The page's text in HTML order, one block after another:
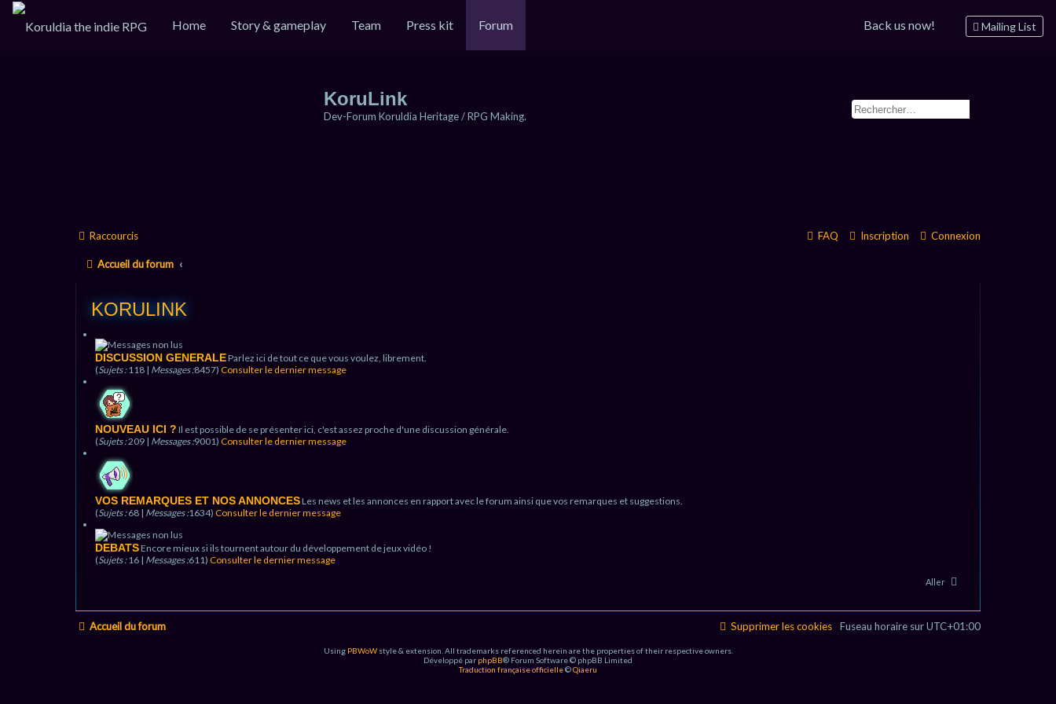
Home Story & gameplay Team Press kit Forum Mailing List
Back us now!
KoruLink
Dev-Forum Koruldia Heritage / RPG Making.
Raccourcis Connexion
Inscription
FAQ
Accueil du forum
KORULINK
DISCUSSION GENERALEParlez ici de tout ce que vous voulez, librement.
(Sujets :118 | Messages :8457) Consulter le dernier message
NOUVEAU ICI ? Il est possible de se présenter ici, c'est assez proche d'une discussion générale.
(Sujets :209 | Messages :9001) Consulter le dernier message
VOS REMARQUES ET NOS ANNONCESLes news et les annonces en rapport avec le forum ainsi que vos remarques et suggestions.
(Sujets :68 | Messages :1634) Consulter le dernier message
DEBATSEncore mieux si ils tournent autour du développement de jeux vidéo !
(Sujets :16 | Messages :611) Consulter le dernier message
Aller
Accueil du forum Fuseau horaire surUTC+01:00
Supprimer les cookies
Using PBWoWstyle & extension. All trademarks referenced herein are the properties of their respective owners.
Développé par phpBB® Forum Software © phpBB Limited
Traduction française officielle©Qiaeru